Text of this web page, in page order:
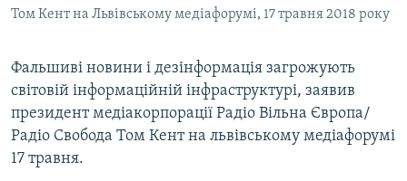
КРИМ РЕАЛІЇ
УКР
КТАТ
ДОЛУЧАЙСЯ!
Том Кент на Львівському медіафорумі, 17 травня 2018 року
Фальшиві новини і дезінформація загрожують
світовій інформаційній інфраструктурі, заявив
президент медіакорпорації Радіо Вільна Європа/
Радіо Свобода Том Кент на львівському медіафорумі
17 травня.